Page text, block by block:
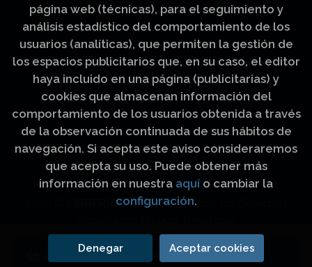
Añadir a mi cesta
LIBRERÍA LUZ Y VIDA. Todos los Derechos
página web (técnicas), para el seguimiento y
análisis estadístico del comportamiento de los
usuarios (analíticas), que permiten la gestión de
los espacios publicitarios que, en su caso, el editor
haya incluido en una página (publicitarias) y
cookies que almacenan información del
comportamiento de los usuarios obtenida a través
de la observación continuada de sus hábitos de
navegación. Si acepta este aviso consideraremos
que acepta su uso. Puede obtener más
información en nuestra aquí o cambiar la
configuración.
Denegar Aceptar cookies